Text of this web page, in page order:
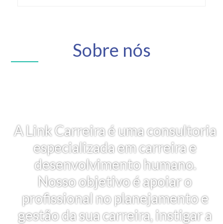
Sobre nós
A Link Carreira é uma consultoria
especializada em carreira e
desenvolvimento humano.
Nosso objetivo é apoiar o
profissional no planejamento e
gestão da sua carreira, instigar a